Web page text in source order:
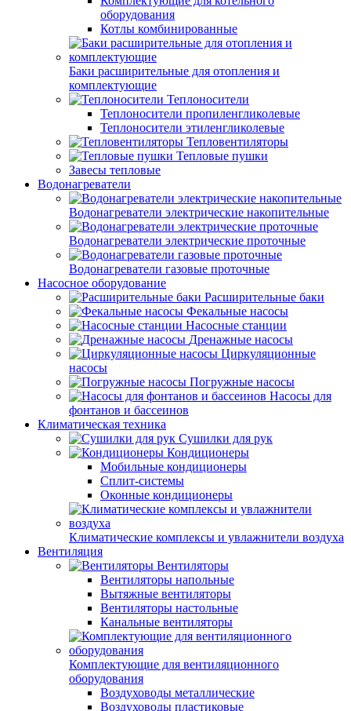
оборудования
Котлы комбинированные
Баки расширительные для отопления и
комплектующие
Теплоносители
Теплоносители пропиленгликолевые
Теплоносители этиленгликолевые
Тепловентиляторы
Тепловые пушки
Завесы тепловые
Водонагреватели
Водонагреватели электрические накопительные
Водонагреватели электрические проточные
Водонагреватели газовые проточные
Насосное оборудование
Расширительные баки
Фекальные насосы
Насосные станции
Дренажные насосы
Циркуляционные
насосы
Погружные насосы
Насосы для
фонтанов и бассеинов
Климатическая техника
Сушилки для рук
Кондиционеры
Мобильные кондиционеры
Сплит-системы
Оконные кондиционеры
Климатические комплексы и увлажнители воздуха
Вентиляция
Вентиляторы
Вентиляторы напольные
Вытяжные вентиляторы
Вентиляторы настольные
Канальные вентиляторы
Комплектующие для вентиляционного
оборудования
Воздуховоды металлические
Воздуховоды пластиковые